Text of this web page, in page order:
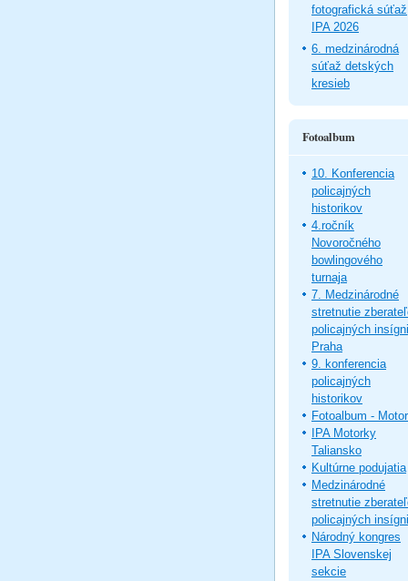
fotografická súťaž
IPA 2026
6. medzinárodná
súťaž detských
kresieb
Fotoalbum
10. Konferencia
policajných
historikov
4.ročník
Novoročného
bowlingového
turnaja
7. Medzinárodné
stretnutie
policajných
Praha
9. konferencia
policajných
historikov
Fotoalbum -
IPA Motorky
Taliansko
Kultúrne podujatia
Medzinárodné
stretnutie
policajných
Národný kongres
IPA Slovenskej
sekcie